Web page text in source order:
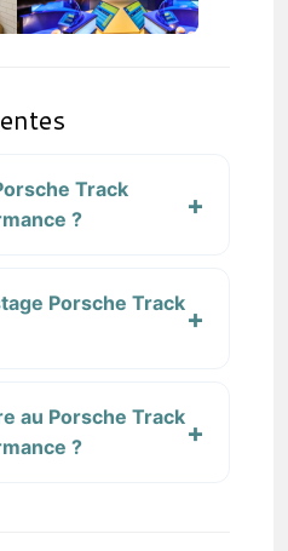
Track
?
Porsche Track
au Porsche Track
?